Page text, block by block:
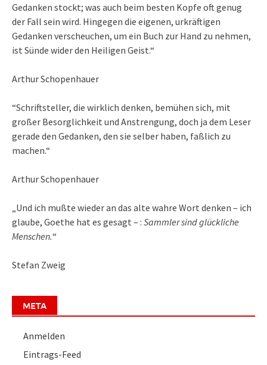
Gedanken stockt; was auch beim besten Kopfe oft genug
der Fall sein wird. Hingegen die eigenen, urkräftigen
Gedanken verscheuchen, um ein Buch zur Hand zu nehmen,
ist Sünde wider den Heiligen Geist.“
Arthur Schopenhauer
“Schriftsteller, die wirklich denken, bemühen sich, mit
großer Besorglichkeit und Anstrengung, doch ja dem Leser
gerade den Gedanken, den sie selber haben, faßlich zu
machen.“
Arthur Schopenhauer
„Und ich mußte wieder an das alte wahre Wort denken – ich
glaube, Goethe hat es gesagt – : Sammler sind glückliche
Menschen.“
Stefan Zweig
META
Anmelden
Eintrags-Feed